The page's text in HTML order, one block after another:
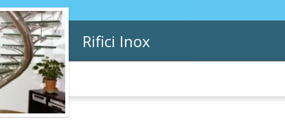
Rifici Inox